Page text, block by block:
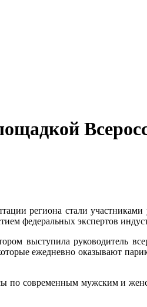
региона стали
федеральных экспертов
выступила руководитель
ежедневно оказывают
по современным мужским и